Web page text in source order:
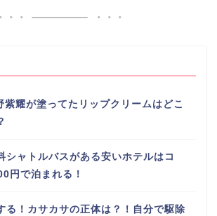
紫耀が塗ってたリップクリームはどこ
シャトルバスがある安いホテルはコ
円で泊まれる！
る！カサカサの正体は？！自分で駆除